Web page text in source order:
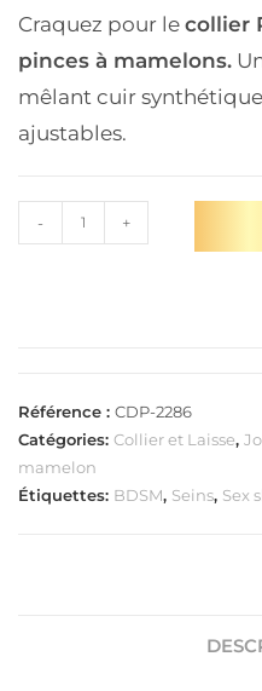
Craquez pour le collier
pinces à mamelons.
mêlant cuir
ajustables.
- +
Référence : CDP-2286
Catégories: Collier et Laisse,
mamelon
Étiquettes: BDSM, Seins, Sex